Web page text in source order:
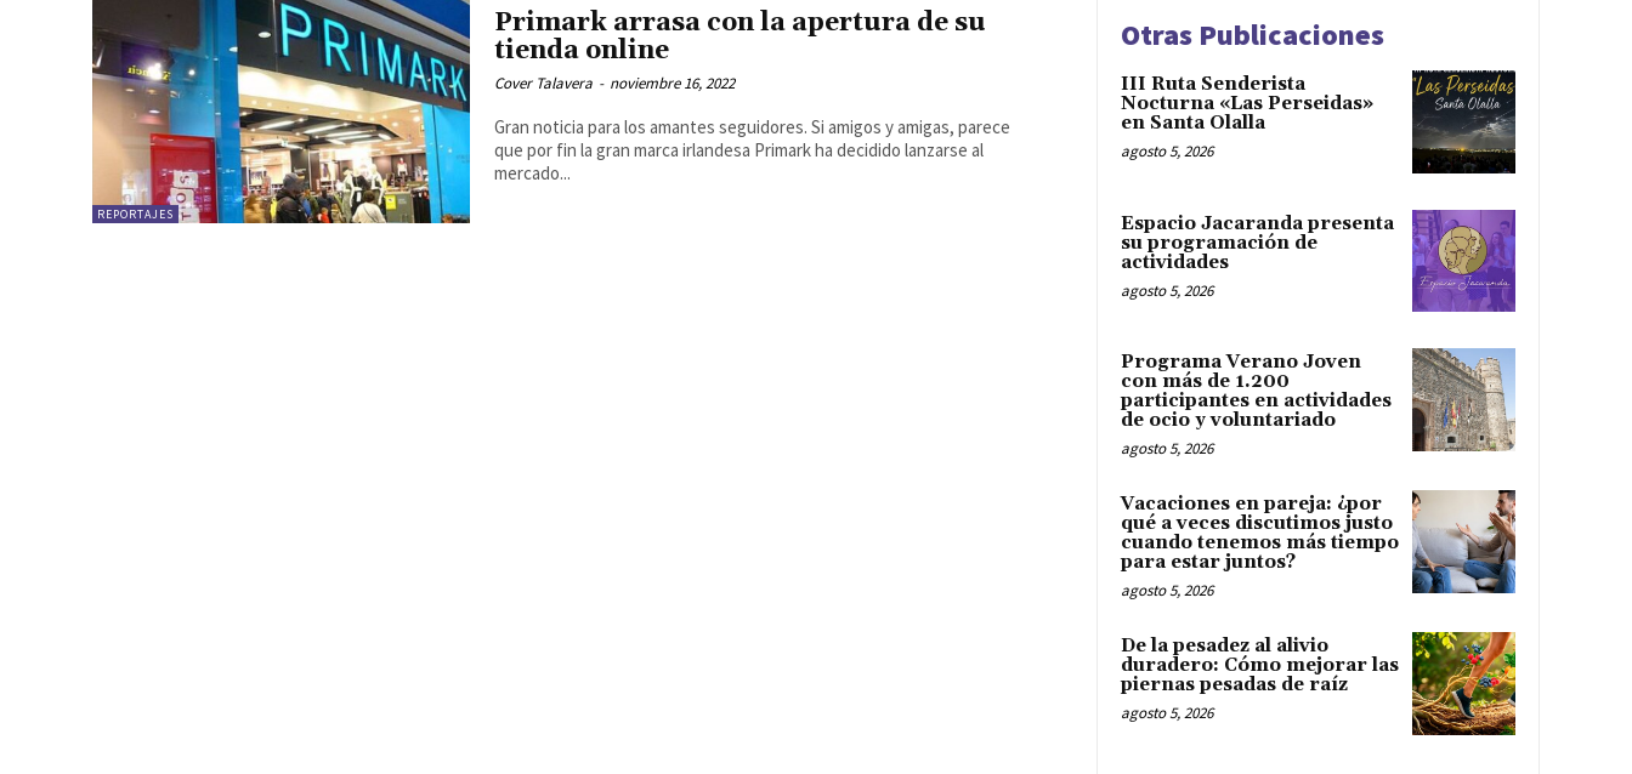
REPORTAJES
Primark arrasa con la apertura de su
tienda online
Cover Talavera - noviembre 16, 2022
Gran noticia para los amantes seguidores. Si amigos y amigas, parece
que por fin la gran marca irlandesa Primark ha decidido lanzarse al
mercado...
Otras Publicaciones
III Ruta Senderista
Nocturna «Las Perseidas»
en Santa Olalla
agosto 5, 2026
Espacio Jacaranda presenta
su programación de
actividades
agosto 5, 2026
Programa Verano Joven
con más de 1.200
participantes en actividades
de ocio y voluntariado
agosto 5, 2026
Vacaciones en pareja: ¿por
qué a veces discutimos justo
cuando tenemos más tiempo
para estar juntos?
agosto 5, 2026
De la pesadez al alivio
duradero: Cómo mejorar las
piernas pesadas de raíz
agosto 5, 2026